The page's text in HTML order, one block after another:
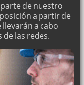
de nuestro
a partir de
a cabo
de las redes.